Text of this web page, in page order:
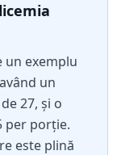
un exemplu
un
27, și o
per porție.
este plină